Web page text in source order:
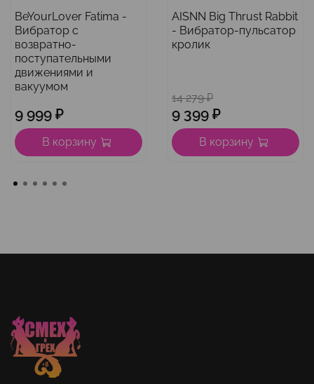
BeYourLover Fatima -
Вибратор с
возвратно-
поступательными
движениями и
вакуумом
9 999 ₽
В корзину
AISNN Big Thrust Rabbit
- Вибратор-пульсатор
кролик
14 279 ₽
9 399 ₽
В корзину